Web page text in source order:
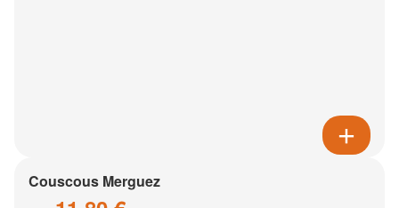
Couscous Merguez